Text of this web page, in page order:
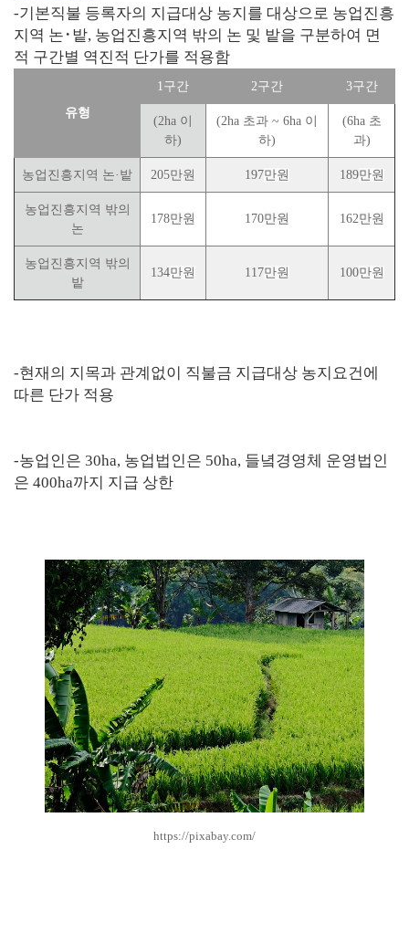
-기본직불 등록자의 지급대상 농지를 대상으로 농업진흥
지역 논 ･ 밭, 농업진흥지역 밖의 논 및 밭을 구분하여 면
적 구간별 역진적 단가를 적용함
유형
1 구간 2구간 3구간
(2ha 이
하)
(2ha 초과 ~ 6ha 이
하)
(6ha 초
과)
농업진흥지역 논· 밭 205만원 197만원 189만원
농업진흥지역 밖의
논
178만원 170만원 162만원
농업진흥지역 밖의
밭
134만원 117만원 100만원
-현재의 지목과 관계없이 직불금 지급대상 농지요건에
따른 단가 적용
-농업인은 30ha, 농업법인은 50ha, 들녘경영체 운영법인
은 400ha까지 지급 상한
https://pixabay.com/